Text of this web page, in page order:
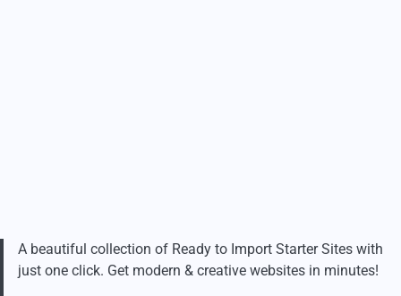
A beautiful collection of Ready to Import Starter Sites with
just one click. Get modern & creative websites in minutes!